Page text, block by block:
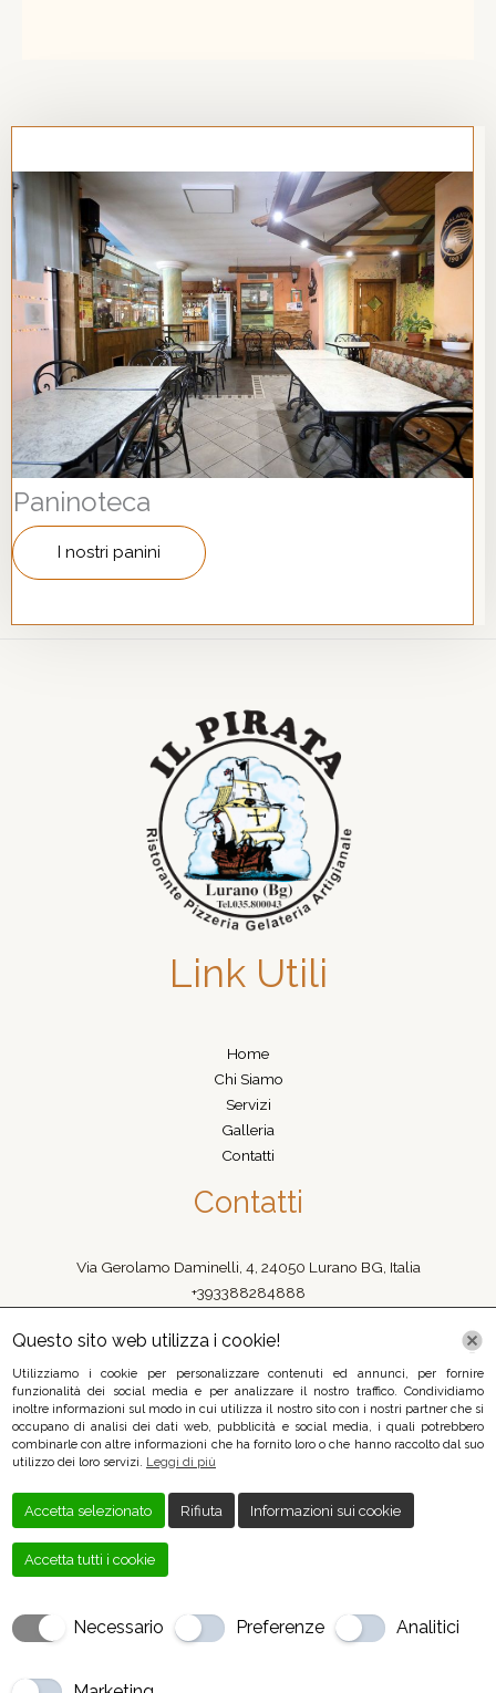
Paninoteca
I nostri panini
Link Utili
Home
Chi Siamo
Servizi
Galleria
Contatti
Contatti
Via Gerolamo Daminelli, 4, 24050 Lurano BG, Italia
+393388284888
baritaliasrl@libero.it
P.Iva: 02911280168
Cookie Policy|Privacy Policy
Creato daLocal Web – Agenzia Web Marketing MilanoCopyrights ©
Questo sito web utilizza i cookie!
Utilizziamo i cookie per personalizzare contenuti ed annunci, per fornire
funzionalità dei social media e per analizzare il nostro traffico. Condividiamo
inoltre informazioni sul modo in cui utilizza il nostro sito con i nostri partner che si
occupano di analisi dei dati web, pubblicità e social media, i quali potrebbero
combinarle con altre informazioni che ha fornito loro o che hanno raccolto dal suo
utilizzo dei loro servizi. Leggi di più
Accetta selezionato Rifiuta Informazioni sui cookie
Accetta tutti i cookie
Necessario Preferenze Analitici